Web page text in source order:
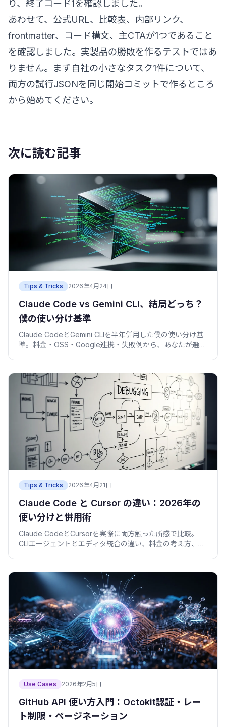
り、終了コード1を確認しました。
あわせて、公式URL、比較表、内部リンク、
frontmatter、コード構文、主CTAが1つであること
を確認しました。実製品の勝敗を作るテストではあ
りません。まず自社の小さなタスク1件について、
両方の試行JSONを同じ開始コミットで作るところ
から始めてください。
次に読む記事
Tips & Tricks 2026年4月24日
Claude Code vs Gemini CLI、結局どっち？
僕の使い分け基準
Claude CodeとGemini CLIを半年併用した僕の使い分け基
準。料金・OSS・Google連携・失敗例から、あなたが選ぶ
Tips & Tricks 2026年4月21日
Claude Code と Cursor の違い：2026年の
使い分けと併用術
Claude CodeとCursorを実際に両方触った所感で比較。
CLIエージェントとエディタ統合の違い、料金の考え方、向
Use Cases 2026年2月5日
GitHub API 使い方入門：Octokit認証・レー
ト制限・ページネーション